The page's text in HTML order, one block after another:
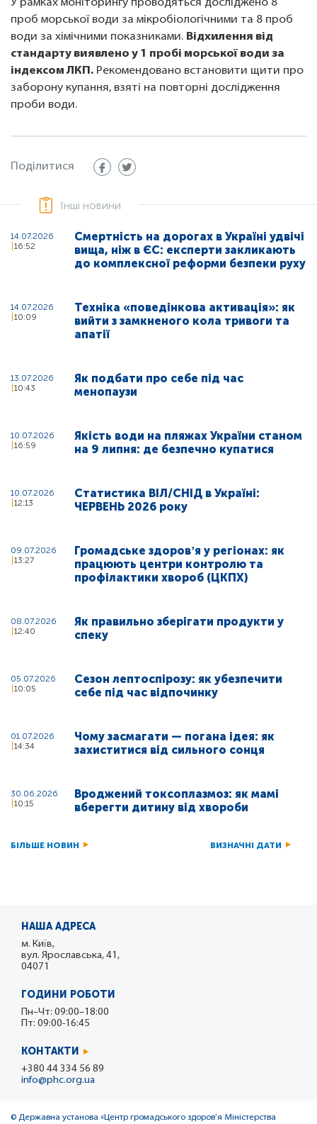
У рамках моніторингу проводяться досліджено 8
проб морської води за мікробіологічними та 8 проб
води за хімічними показниками. Відхилення від
стандарту виявлено у 1 пробі морської води за
індексом ЛКП. Рекомендовано встановити щити про
заборону купання, взяті на повторні дослідження
проби води.
Поділитися
Інші новини
14.07.2026
16:52
Смертність на дорогах в Україні удвічі
вища, ніж в ЄС: експерти закликають
до комплексної реформи безпеки руху
14.07.2026
10:09
Техніка «поведінкова активація»: як
вийти з замкненого кола тривоги та
апатії
13.07.2026
10:43
Як подбати про себе під час
менопаузи
10.07.2026
16:59
Якість води на пляжах України станом
на 9 липня: де безпечно купатися
10.07.2026
12:13
Статистика ВІЛ/СНІД в Україні:
ЧЕРВЕНЬ 2026 року
09.07.2026
13:27
Громадське здоровʼя у регіонах: як
працюють центри контролю та
профілактики хвороб (ЦКПХ)
08.07.2026
12:40
Як правильно зберігати продукти у
спеку
05.07.2026
10:05
Сезон лептоспірозу: як убезпечити
себе під час відпочинку
01.07.2026
14:34
Чому засмагати — погана ідея: як
захиститися від сильного сонця
30.06.2026
10:15
Вроджений токсоплазмоз: як мамі
вберегти дитину від хвороби
БІЛЬШЕ НОВИН ВИЗНАЧНІ ДАТИ
НАША АДРЕСА
м. Київ,
вул. Ярославська, 41,
04071
ГОДИНИ РОБОТИ
Пн–Чт: 09:00–18:00
Пт: 09:00-16:45
КОНТАКТИ
+380 44 334 56 89
info@phc.org.ua
© Державна установа «Центр громадського здоров’я Міністерства